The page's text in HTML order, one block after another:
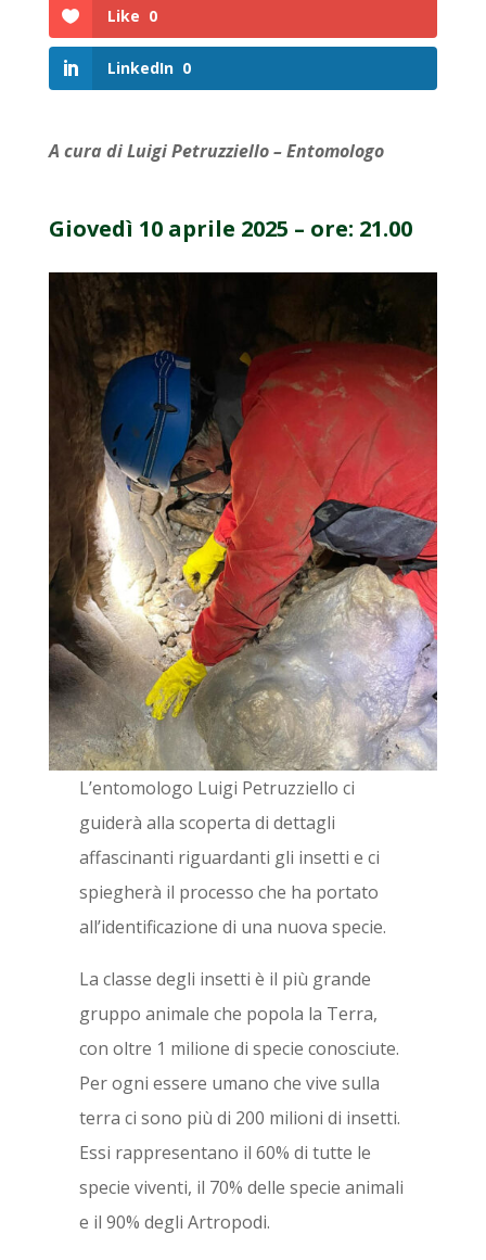
Like 0
LinkedIn 0
A cura di Luigi Petruzziello – Entomologo
Giovedì 10 aprile 2025 – ore: 21.00
L’entomologo Luigi Petruzziello ci
guiderà alla scoperta di dettagli
affascinanti riguardanti gli insetti e ci
spiegherà il processo che ha portato
all’identificazione di una nuova specie.
La classe degli insetti è il più grande
gruppo animale che popola la Terra,
con oltre 1 milione di specie conosciute.
Per ogni essere umano che vive sulla
terra ci sono più di 200 milioni di insetti.
Essi rappresentano il 60% di tutte le
specie viventi, il 70% delle specie animali
e il 90% degli Artropodi.